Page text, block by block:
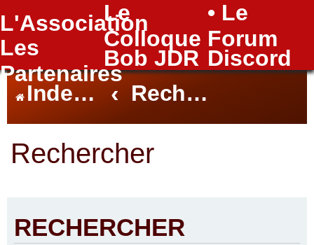
L'Association
Le
Colloque
• Le
Forum
Les
Partenaires
Bob JDR Discord
FAQ
Index du forum Rechercher
Rechercher
RECHERCHER